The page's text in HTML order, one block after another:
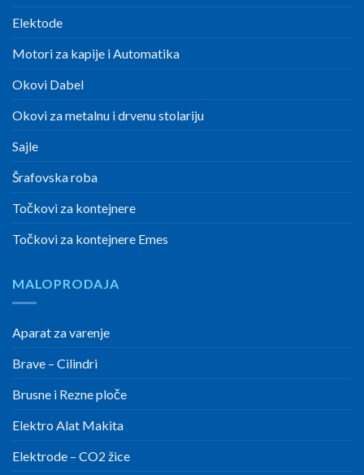
Elektode
Motori za kapije i Automatika
Okovi Dabel
Okovi za metalnu i drvenu stolariju
Sajle
Šrafovska roba
Točkovi za kontejnere
Točkovi za kontejnere Emes
MALOPRODAJA
Aparat za varenje
Brave – Cilindri
Brusne i Rezne ploče
Elektro Alat Makita
Elektrode – CO2 žice